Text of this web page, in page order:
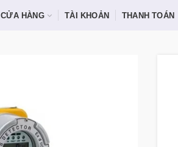
CỬA HÀNG TÀI KHOẢN THANH TOÁN